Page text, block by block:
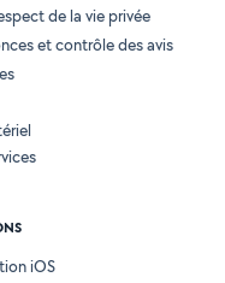
de la vie privée
et contrôle des avis
iOS